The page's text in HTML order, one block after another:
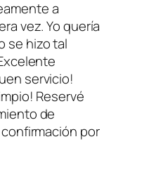
a
vez. Yo quería
se hizo tal
servicio!
Reservé
de
por